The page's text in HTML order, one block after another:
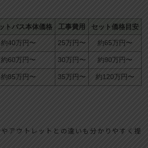
トバス本体価格 工事費用 セット価格目安
約40万円〜 25万円〜 約65万円〜
約60万円〜 30万円〜 約90万円〜
約85万円〜 35万円〜 約120万円〜
アウトレットとの違いも分かりやすく提